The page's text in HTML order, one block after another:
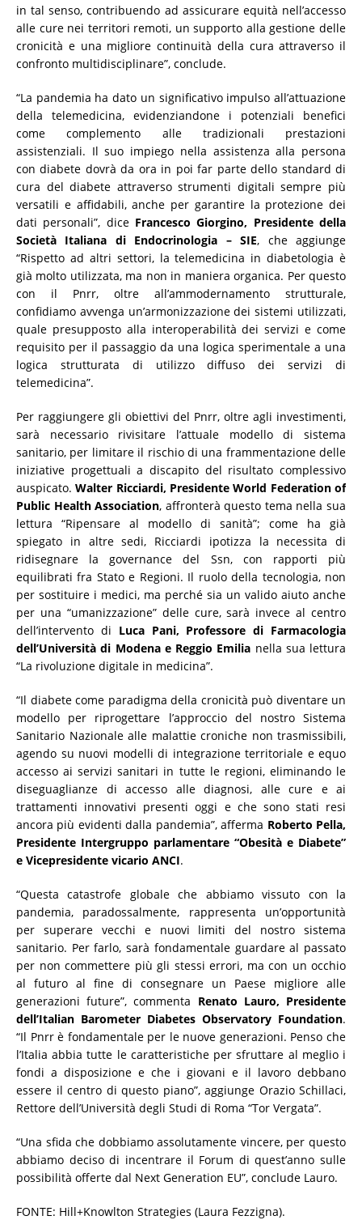
in tal senso, contribuendo ad assicurare equità nell’accesso
alle cure nei territori remoti, un supporto alla gestione delle
cronicità e una migliore continuità della cura attraverso il
confronto multidisciplinare”, conclude.
“La pandemia ha dato un significativo impulso all’attuazione
della telemedicina, evidenziandone i potenziali benefici
come complemento alle tradizionali prestazioni
assistenziali. Il suo impiego nella assistenza alla persona
con diabete dovrà da ora in poi far parte dello standard di
cura del diabete attraverso strumenti digitali sempre più
versatili e affidabili, anche per garantire la protezione dei
dati personali”, dice Francesco Giorgino, Presidente della
Società Italiana di Endocrinologia – SIE, che aggiunge
“Rispetto ad altri settori, la telemedicina in diabetologia è
già molto utilizzata, ma non in maniera organica. Per questo
con il Pnrr, oltre all’ammodernamento strutturale,
confidiamo avvenga un’armonizzazione dei sistemi utilizzati,
quale presupposto alla interoperabilità dei servizi e come
requisito per il passaggio da una logica sperimentale a una
logica strutturata di utilizzo diffuso dei servizi di
telemedicina”.
Per raggiungere gli obiettivi del Pnrr, oltre agli investimenti,
sarà necessario rivisitare l’attuale modello di sistema
sanitario, per limitare il rischio di una frammentazione delle
iniziative progettuali a discapito del risultato complessivo
auspicato.Walter Ricciardi, Presidente World Federation of
Public Health Association, affronterà questo tema nella sua
lettura “Ripensare al modello di sanità”; come ha già
spiegato in altre sedi, Ricciardi ipotizza la necessita di
ridisegnare la governance del Ssn, con rapporti più
equilibrati fra Stato e Regioni. Il ruolo della tecnologia, non
per sostituire i medici, ma perché sia un valido aiuto anche
per una “umanizzazione” delle cure, sarà invece al centro
dell’intervento di Luca Pani, Professore di Farmacologia
dell’Università di Modena e Reggio Emilia nella sua lettura
“La rivoluzione digitale in medicina”.
“Il diabete come paradigma della cronicità può diventare un
modello per riprogettare l’approccio del nostro Sistema
Sanitario Nazionale alle malattie croniche non trasmissibili,
agendo su nuovi modelli di integrazione territoriale e equo
accesso ai servizi sanitari in tutte le regioni, eliminando le
diseguaglianze di accesso alle diagnosi, alle cure e ai
trattamenti innovativi presenti oggi e che sono stati resi
ancora più evidenti dalla pandemia”, afferma Roberto Pella,
Presidente Intergruppo parlamentare “Obesità e Diabete”
e Vicepresidente vicario ANCI.
“Questa catastrofe globale che abbiamo vissuto con la
pandemia, paradossalmente, rappresenta un’opportunità
per superare vecchi e nuovi limiti del nostro sistema
sanitario. Per farlo, sarà fondamentale guardare al passato
per non commettere più gli stessi errori, ma con un occhio
al futuro al fine di consegnare un Paese migliore alle
generazioni future”, commenta Renato Lauro, Presidente
dell’Italian Barometer Diabetes Observatory Foundation.
“Il Pnrr è fondamentale per le nuove generazioni. Penso che
l’Italia abbia tutte le caratteristiche per sfruttare al meglio i
fondi a disposizione e che i giovani e il lavoro debbano
essere il centro di questo piano”, aggiunge Orazio Schillaci,
Rettore dell’Università degli Studi di Roma “Tor Vergata”.
“Una sfida che dobbiamo assolutamente vincere, per questo
abbiamo deciso di incentrare il Forum di quest’anno sulle
possibilità offerte dal Next Generation EU”, conclude Lauro.
FONTE: Hill+Knowlton Strategies (Laura Fezzigna).